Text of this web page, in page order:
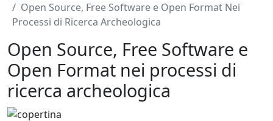
Open Source, Free Software e Open Format Nei
Processi di Ricerca Archeologica
Open Source, Free Software e
Open Format nei processi di
ricerca archeologica